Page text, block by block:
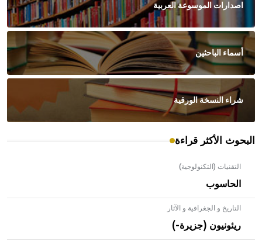
اصدارات الموسوعة العربية
أسماء الباحثين
شراء النسخة الورقية
البحوث الأكثر قراءة
التقنيات (التكنولوجية)
الحاسوب
التاريخ و الجغرافية و الآثار
ريئونيون (جزيرة-)